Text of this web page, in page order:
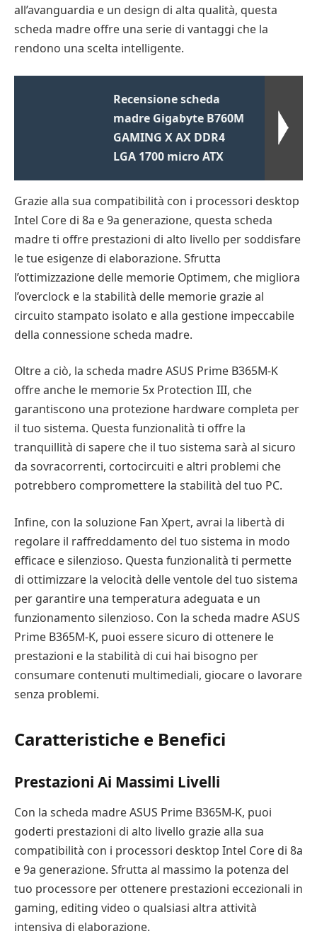
all’avanguardia e un design di alta qualità, questa
scheda madre offre una serie di vantaggi che la
rendono una scelta intelligente.
Recensione scheda
madre Gigabyte B760M
GAMING X AX DDR4
LGA 1700 micro ATX
Grazie alla sua compatibilità con i processori desktop
Intel Core di 8a e 9a generazione, questa scheda
madre ti offre prestazioni di alto livello per soddisfare
le tue esigenze di elaborazione. Sfrutta
l’ottimizzazione delle memorie Optimem, che migliora
l’overclock e la stabilità delle memorie grazie al
circuito stampato isolato e alla gestione impeccabile
della connessione scheda madre.
Oltre a ciò, la scheda madre ASUS Prime B365M-K
offre anche le memorie 5x Protection III, che
garantiscono una protezione hardware completa per
il tuo sistema. Questa funzionalità ti offre la
tranquillità di sapere che il tuo sistema sarà al sicuro
da sovracorrenti, cortocircuiti e altri problemi che
potrebbero compromettere la stabilità del tuo PC.
Infine, con la soluzione Fan Xpert, avrai la libertà di
regolare il raffreddamento del tuo sistema in modo
efficace e silenzioso. Questa funzionalità ti permette
di ottimizzare la velocità delle ventole del tuo sistema
per garantire una temperatura adeguata e un
funzionamento silenzioso. Con la scheda madre ASUS
Prime B365M-K, puoi essere sicuro di ottenere le
prestazioni e la stabilità di cui hai bisogno per
consumare contenuti multimediali, giocare o lavorare
senza problemi.
Caratteristiche e Benefici
Prestazioni Ai Massimi Livelli
Con la scheda madre ASUS Prime B365M-K, puoi
goderti prestazioni di alto livello grazie alla sua
compatibilità con i processori desktop Intel Core di 8a
e 9a generazione. Sfrutta al massimo la potenza del
tuo processore per ottenere prestazioni eccezionali in
gaming, editing video o qualsiasi altra attività
intensiva di elaborazione.